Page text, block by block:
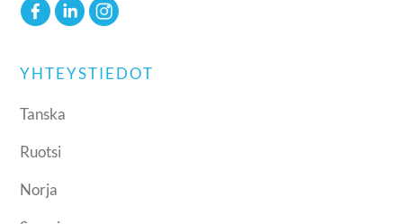
YHTEYSTIEDOT
Tanska
Ruotsi
Norja